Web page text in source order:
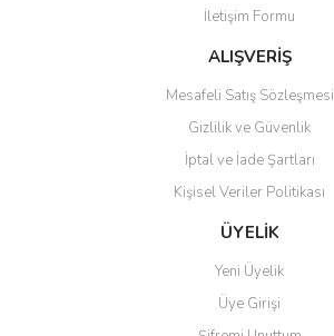
Ürün fiyatı diğer sitelerden daha pahalı.
Bu ürüne benzer farklı alternatifler olmalı.
Gönder
İletişim Formu
ALIŞVERİŞ
Mesafeli Satış Sözleşmesi
Gizlilik ve Güvenlik
İptal ve İade Şartları
Kişisel Veriler Politikası
ÜYELİK
Yeni Üyelik
Üye Girişi